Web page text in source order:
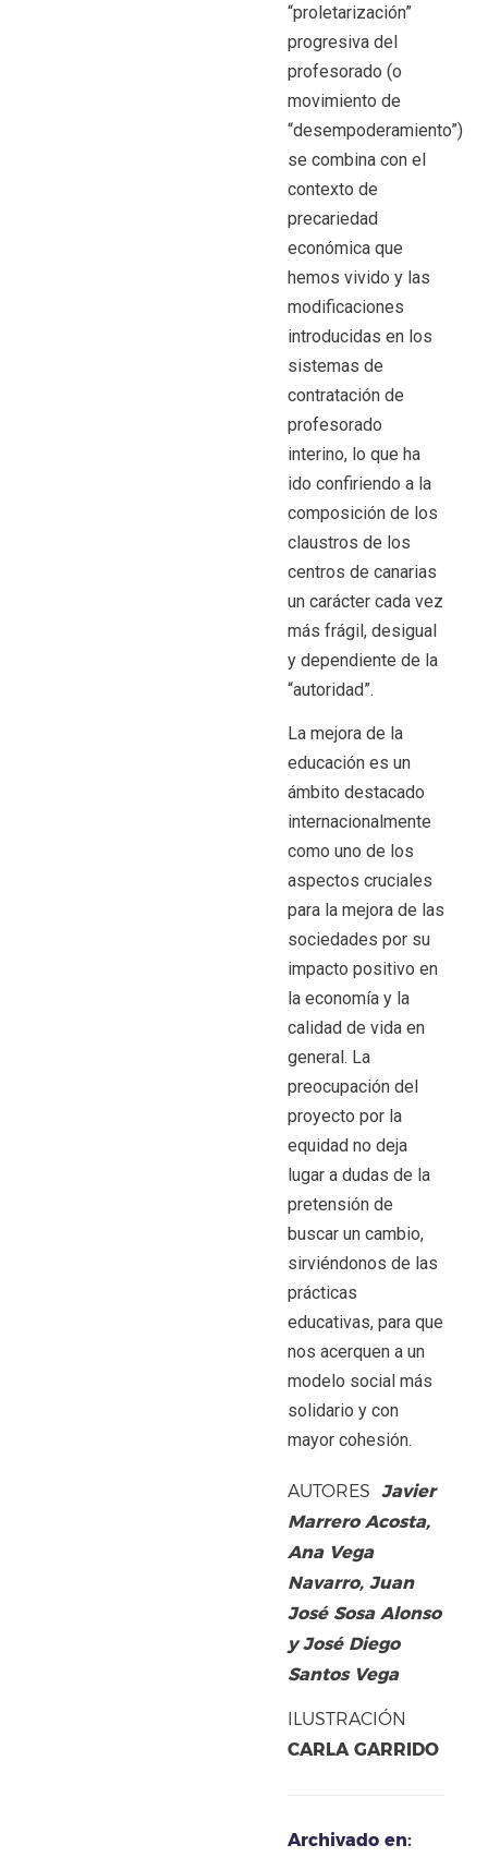
“proletarización”
progresiva del
profesorado (o
movimiento de
“desempoderamiento”)
se combina con el
contexto de
precariedad
económica que
hemos vivido y las
modificaciones
introducidas en los
sistemas de
contratación de
profesorado
interino, lo que ha
ido confiriendo a la
composición de los
claustros de los
centros de canarias
un carácter cada vez
más frágil, desigual
y dependiente de la
“autoridad”.
La mejora de la
educación es un
ámbito destacado
internacionalmente
como uno de los
aspectos cruciales
para la mejora de las
sociedades por su
impacto positivo en
la economía y la
calidad de vida en
general. La
preocupación del
proyecto por la
equidad no deja
lugar a dudas de la
pretensión de
buscar un cambio,
sirviéndonos de las
prácticas
educativas, para que
nos acerquen a un
modelo social más
solidario y con
mayor cohesión.
AUTORES Javier
Marrero Acosta,
Ana Vega
Navarro, Juan
José Sosa Alonso
y José Diego
Santos Vega
ILUSTRACIÓN
CARLA GARRIDO
Archivado en: